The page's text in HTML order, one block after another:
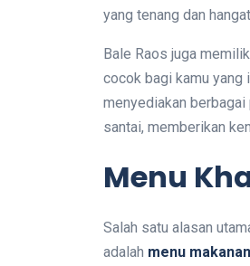
yang tenang dan
Bale Raos juga
cocok bagi kamu yang
menyediakan
santai, memberikan
Menu
Salah satu alasan
adalah menu